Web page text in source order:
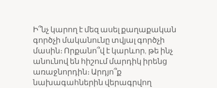
Ի՞նչ կարող է մեզ ասել քաղաքական
գործչի մականունը տվյալ գործչի
մասին։ Որքանո՞վ է կարևոր, թե ինչ
անունով են հիշում մարդիկ իրենց
առաջնորդին։ Արդյո՞ք
նախագահներին վերագրվող